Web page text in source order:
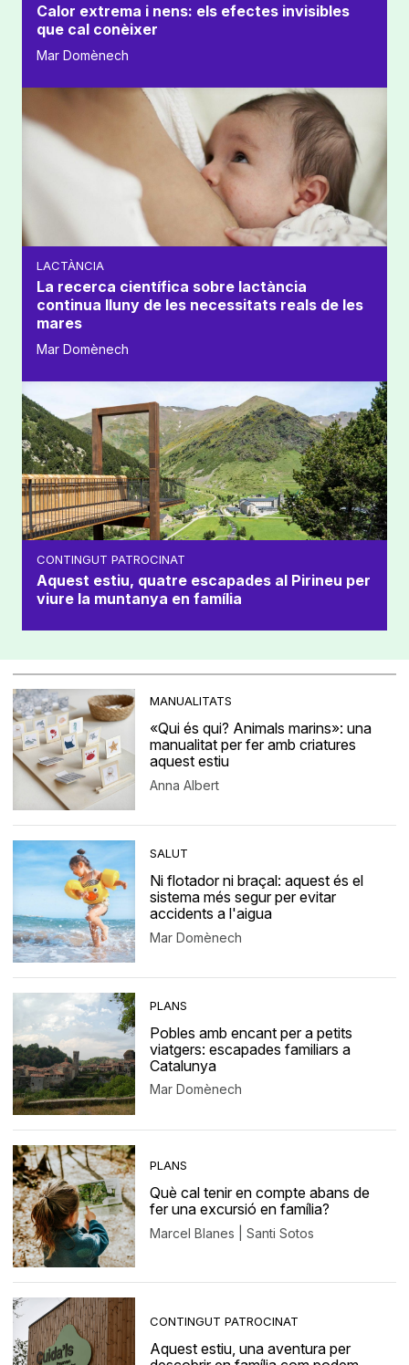
Calor extrema i nens: els efectes invisibles
que cal conèixer
Mar Domènech
LACTÀNCIA
La recerca científica sobre lactància
continua lluny de les necessitats reals de les
mares
Mar Domènech
CONTINGUT PATROCINAT
Aquest estiu, quatre escapades al Pirineu per
viure la muntanya en família
MANUALITATS
«Qui és qui? Animals marins»: una
manualitat per fer amb criatures
aquest estiu
Anna Albert
SALUT
Ni flotador ni braçal: aquest és el
sistema més segur per evitar
accidents a l'aigua
Mar Domènech
PLANS
Pobles amb encant per a petits
viatgers: escapades familiars a
Catalunya
Mar Domènech
PLANS
Què cal tenir en compte abans de
fer una excursió en família?
Marcel Blanes | Santi Sotos
CONTINGUT PATROCINAT
Aquest estiu, una aventura per